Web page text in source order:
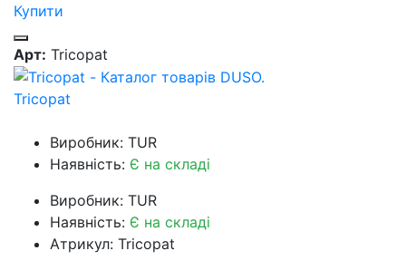
Купити
Арт: Tricopat
Tricopat
Виробник: TUR
Наявність: Є на складі
Виробник: TUR
Наявність: Є на складі
Атрикул: Tricopat